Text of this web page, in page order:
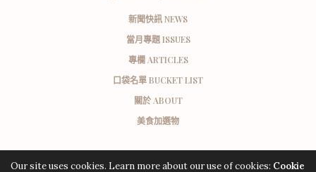
新聞快訊 NEWS
當月專題 ISSUES
專欄 ARTICLES
口袋名單 BUCKET LIST
關於 ABOUT
美食加選物
Our site uses cookies. Learn more about our use of cookies: Cookie